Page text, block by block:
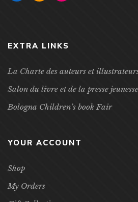
EXTRA LINKS
La Charte des auteurs et
Salon du livre et de la presse jeunesse
Bologna Children’s book Fair
YOUR ACCOUNT
Shop
My Orders